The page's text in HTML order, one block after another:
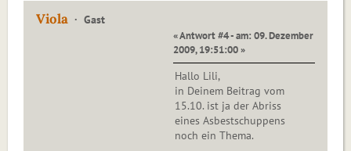
Viola Gast
« Antwort #4 - am: 09. Dezember
2009, 19:51:00 »
Hallo Lili,
in Deinem Beitrag vom
15.10. ist ja der Abriss
eines Asbestschuppens
noch ein Thema.